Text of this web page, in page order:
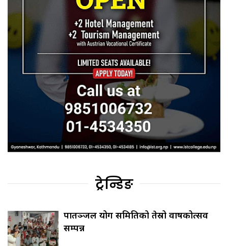
ट्रेन्डिङ
पातञ्जल योग समितिको तेस्रो वार्षिकोत्सव
सम्पन्न